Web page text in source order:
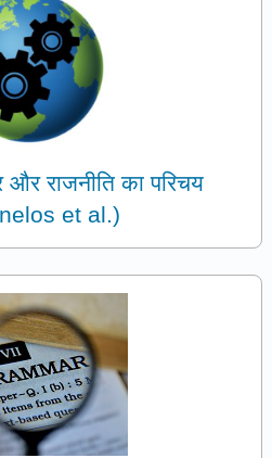
राजनीति का परिचय
et al.)